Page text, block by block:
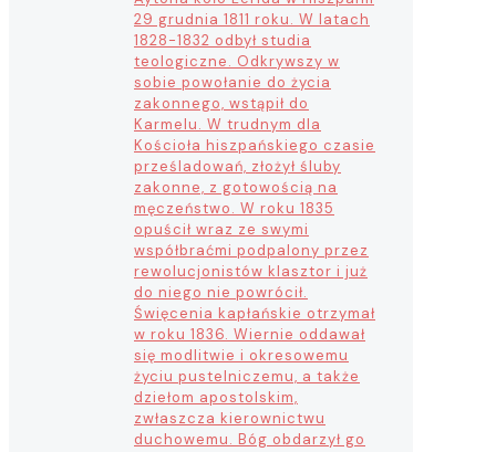
29 grudnia 1811 roku. W latach
1828-1832 odbył studia
teologiczne. Odkrywszy w
sobie powołanie do życia
zakonnego, wstąpił do
Karmelu. W trudnym dla
Kościoła hiszpańskiego czasie
prześladowań, złożył śluby
zakonne, z gotowością na
męczeństwo. W roku 1835
opuścił wraz ze swymi
współbraćmi podpalony przez
rewolucjonistów klasztor i już
do niego nie powrócił.
Święcenia kapłańskie otrzymał
w roku 1836. Wiernie oddawał
się modlitwie i okresowemu
życiu pustelniczemu, a także
dziełom apostolskim,
zwłaszcza kierownictwu
duchowemu. Bóg obdarzył go